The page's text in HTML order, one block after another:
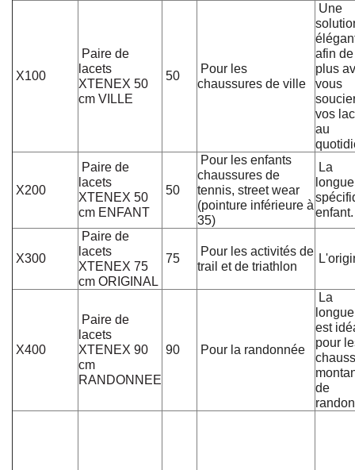
X100
Paire de
lacets
XTENEX 50
cm VILLE
50
Pour les
chaussures de ville
Une
afin
plus
vous
vos
au
X200
Paire de
lacets
XTENEX 50
cm ENFANT
50
Pour les enfants
chaussures de
tennis, street wear
(pointure inférieure à
35)
La
enfant.
X300
Paire de
lacets
XTENEX 75
cm ORIGINAL
75
Pour les activités de
trail et de triathlon
X400
Paire de
lacets
XTENEX 90
cm
RANDONNEE
90 Pour la randonnée
La
est
pour
de